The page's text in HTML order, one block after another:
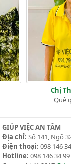
Chị
Quê
GIÚP VIỆC AN TÂM
Địa chỉ: Số 141, Ngõ
Điện thoại: 098 146
Hotline: 098 146 34 99